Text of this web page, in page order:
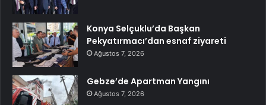
Konya Selçuklu’da Başkan
Pekyatırmacı’dan esnaf ziyareti
Ağustos 7, 2026
Gebze’de Apartman Yangını
Ağustos 7, 2026